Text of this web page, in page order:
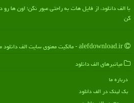
با الف دانلود، از فایل هات به راحتی عبور نکن؛ اون
کن
میانبرهای الف دانلود
درباره ما
بک لینک در الف دانلود